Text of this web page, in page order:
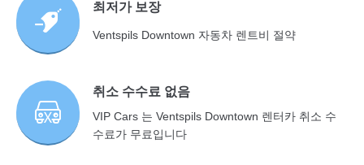
최저가 보장
Ventspils Downtown 자동차 렌트비 절약
취소 수수료 없음
VIP Cars 는 Ventspils Downtown 렌터카 취소 수
수료가 무료입니다